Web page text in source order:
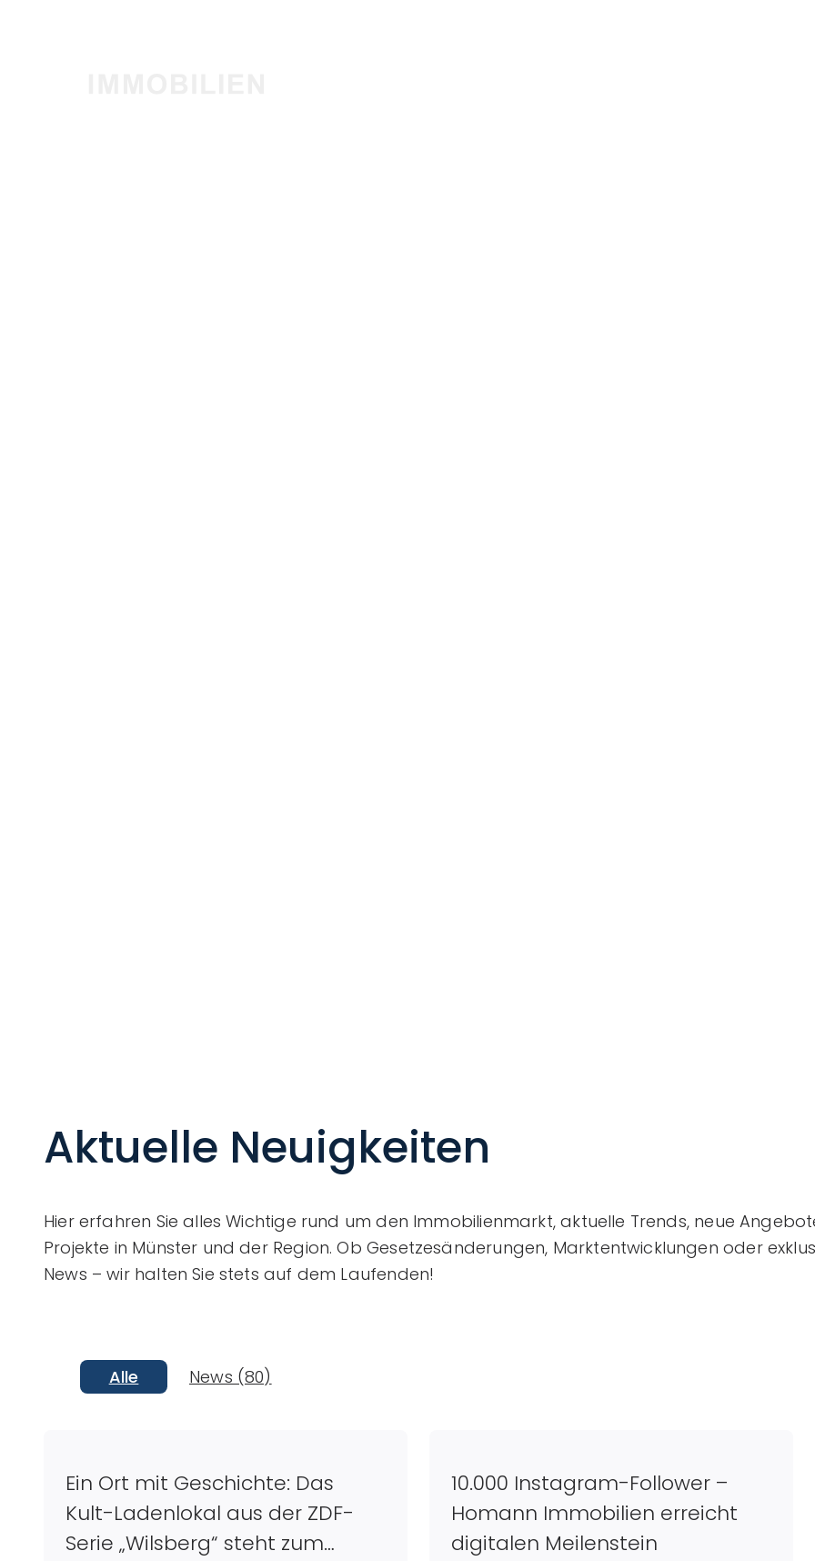
Aktuelle Neuigkeiten
Hier erfahren Sie alles Wichtige rund um den Immobilienmarkt, aktuelle Trends, neue
Projekte in Münster und der Region. Ob Gesetzesänderungen, Marktentwicklungen oder
News – wir halten Sie stets auf dem Laufenden!
Alle News (80)
Ein Ort mit Geschichte: Das
Kult-Ladenlokal aus der ZDF-
Serie „Wilsberg“ steht zum
10.000 Instagram-Follower –
Homann Immobilien erreicht
digitalen Meilenstein